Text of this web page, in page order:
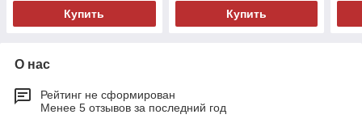
Купить Купить
О нас
Рейтинг не сформирован
Менее 5 отзывов за последний год